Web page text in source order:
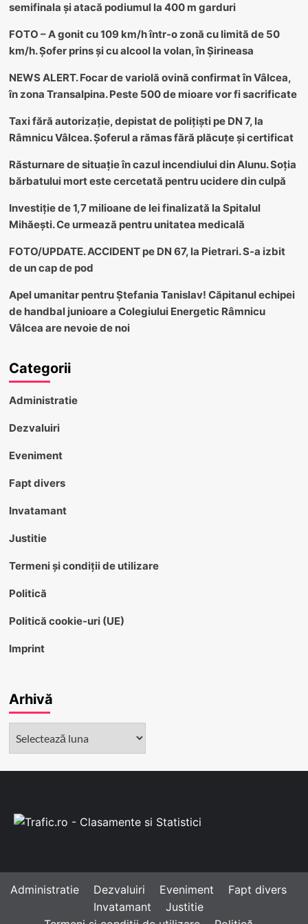
semifinala și atacă podiumul la 400 m garduri
FOTO – A gonit cu 109 km/h într-o zonă cu limită de 50
km/h. Șofer prins și cu alcool la volan, în Șirineasa
NEWS ALERT. Focar de variolă ovină confirmat în Vâlcea,
în zona Transalpina. Peste 500 de mioare vor fi sacrificate
Taxi fără autorizație, depistat de polițiști pe DN 7, la
Râmnicu Vâlcea. Șoferul a rămas fără plăcuțe și certificat
Răsturnare de situație în cazul incendiului din Alunu. Soția
bărbatului mort este cercetată pentru ucidere din culpă
Investiție de 1,7 milioane de lei finalizată la Spitalul
Mihăești. Ce urmează pentru unitatea medicală
FOTO/UPDATE. ACCIDENT pe DN 67, la Pietrari. S-a izbit
de un cap de pod
Apel umanitar pentru Ștefania Tanislav! Căpitanul echipei
de handbal junioare a Colegiului Energetic Râmnicu
Vâlcea are nevoie de noi
Categorii
Administratie
Dezvaluiri
Eveniment
Fapt divers
Invatamant
Justitie
Termeni și condiții de utilizare
Politică
Politică cookie-uri (UE)
Imprint
Arhivă
Administratie Dezvaluiri Eveniment
Fapt divers
Invatamant
Justitie